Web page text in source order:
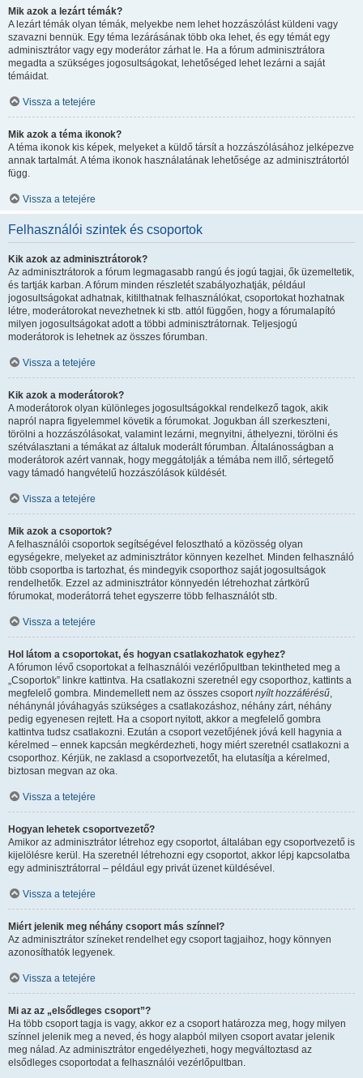
Mik azok a lezárt témák?
A lezárt témák olyan témák, melyekbe nem lehet hozzászólást küldeni vagy
szavazni bennük. Egy téma lezárásának több oka lehet, és egy témát egy
adminisztrátor vagy egy moderátor zárhat le. Ha a fórum adminisztrátora
megadta a szükséges jogosultságokat, lehetőséged lehet lezárni a saját
témáidat.
Vissza a tetejére
Mik azok a téma ikonok?
A téma ikonok kis képek, melyeket a küldő társít a hozzászólásához jelképezve
annak tartalmát. A téma ikonok használatának lehetősége az adminisztrátortól
függ.
Vissza a tetejére
Felhasználói szintek és csoportok
Kik azok az adminisztrátorok?
Az adminisztrátorok a fórum legmagasabb rangú és jogú tagjai, ők üzemeltetik,
és tartják karban. A fórum minden részletét szabályozhatják, például
jogosultságokat adhatnak, kitilthatnak felhasználókat, csoportokat hozhatnak
létre, moderátorokat nevezhetnek ki stb. attól függően, hogy a fórumalapító
milyen jogosultságokat adott a többi adminisztrátornak. Teljesjogú
moderátorok is lehetnek az összes fórumban.
Vissza a tetejére
Kik azok a moderátorok?
A moderátorok olyan különleges jogosultságokkal rendelkező tagok, akik
napról napra figyelemmel követik a fórumokat. Jogukban áll szerkeszteni,
törölni a hozzászólásokat, valamint lezárni, megnyitni, áthelyezni, törölni és
szétválasztani a témákat az általuk moderált fórumban. Általánosságban a
moderátorok azért vannak, hogy meggátolják a témába nem illő, sértegető
vagy támadó hangvételű hozzászólások küldését.
Vissza a tetejére
Mik azok a csoportok?
A felhasználói csoportok segítségével felosztható a közösség olyan
egységekre, melyeket az adminisztrátor könnyen kezelhet. Minden felhasználó
több csoportba is tartozhat, és mindegyik csoporthoz saját jogosultságok
rendelhetők. Ezzel az adminisztrátor könnyedén létrehozhat zártkörű
fórumokat, moderátorrá tehet egyszerre több felhasználót stb.
Vissza a tetejére
Hol látom a csoportokat, és hogyan csatlakozhatok egyhez?
A fórumon lévő csoportokat a felhasználói vezérlőpultban tekintheted meg a
„Csoportok” linkre kattintva. Ha csatlakozni szeretnél egy csoporthoz, kattints a
megfelelő gombra. Mindemellett nem az összes csoportnyílt hozzáférésű,
néhánynál jóváhagyás szükséges a csatlakozáshoz, néhány zárt, néhány
pedig egyenesen rejtett. Ha a csoport nyitott, akkor a megfelelő gombra
kattintva tudsz csatlakozni. Ezután a csoport vezetőjének jóvá kell hagynia a
kérelmed – ennek kapcsán megkérdezheti, hogy miért szeretnél csatlakozni a
csoporthoz. Kérjük, ne zaklasd a csoportvezetőt, ha elutasítja a kérelmed,
biztosan megvan az oka.
Vissza a tetejére
Hogyan lehetek csoportvezető?
Amikor az adminisztrátor létrehoz egy csoportot, általában egy csoportvezető is
kijelölésre kerül. Ha szeretnél létrehozni egy csoportot, akkor lépj kapcsolatba
egy adminisztrátorral – például egy privát üzenet küldésével.
Vissza a tetejére
Miért jelenik meg néhány csoport más színnel?
Az adminisztrátor színeket rendelhet egy csoport tagjaihoz, hogy könnyen
azonosíthatók legyenek.
Vissza a tetejére
Mi az az „elsődleges csoport”?
Ha több csoport tagja is vagy, akkor ez a csoport határozza meg, hogy milyen
színnel jelenik meg a neved, és hogy alapból milyen csoport avatar jelenik
meg nálad. Az adminisztrátor engedélyezheti, hogy megváltoztasd az
elsődleges csoportodat a felhasználói vezérlőpultban.